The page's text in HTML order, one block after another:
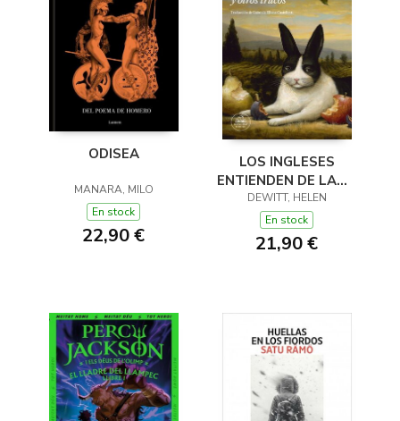
ODISEA
MANARA, MILO
En stock
22,90 €
LOS INGLESES
ENTIENDEN DE LANA
(Y OTROS TRUCOS)
DEWITT, HELEN
En stock
21,90 €